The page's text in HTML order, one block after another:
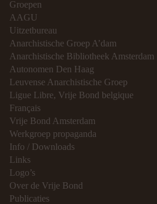
Groepen
AAGU
Uitzetbureau
Anarchistische Groep A’dam
Anarchistische Bibliotheek Amsterdam
Autonomen Den Haag
Leuvense Anarchistische Groep
Ligue Libre, Vrije Bond belgique
Français
Vrije Bond Amsterdam
Werkgroep propaganda
Info / Downloads
Links
Logo’s
Over de Vrije Bond
Publicaties